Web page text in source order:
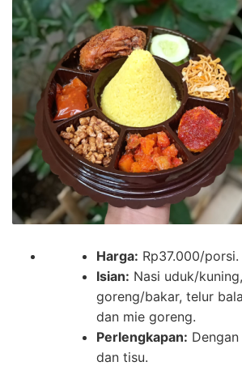
Harga: Rp37.000/porsi.
Isian: Nasi uduk/
goreng/bakar, telur
dan mie goreng.
Perlengkapan:
dan tisu.